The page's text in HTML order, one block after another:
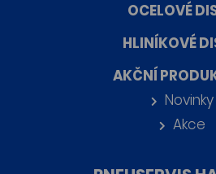
OCELOVÉ
HLINÍKOVÉ
AKČNÍ
Novinky
Akce